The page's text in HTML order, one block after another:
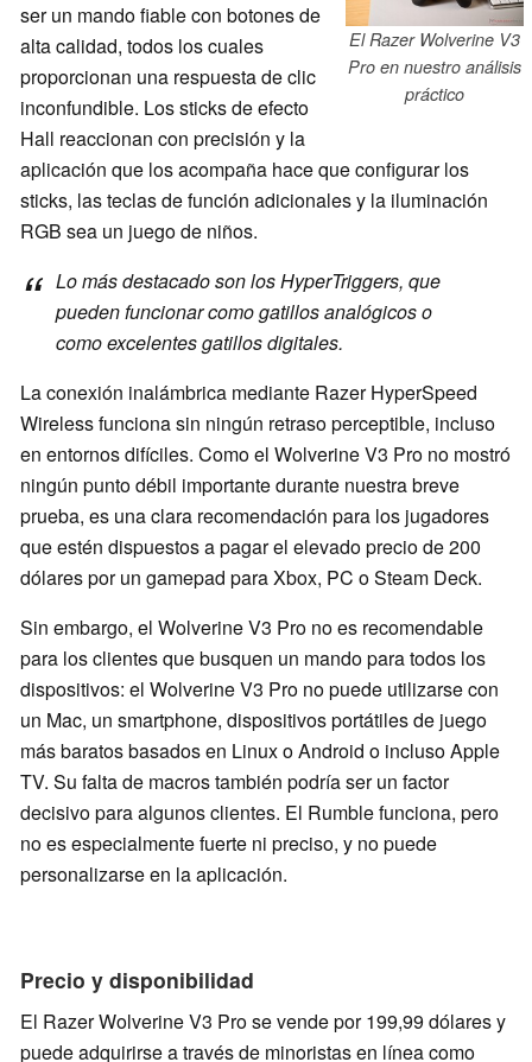
El Razer Wolverine V3
Pro en nuestro análisis
práctico
ser un mando fiable con botones de
alta calidad, todos los cuales
proporcionan una respuesta de clic
inconfundible. Los sticks de efecto
Hall reaccionan con precisión y la
aplicación que los acompaña hace que configurar los
sticks, las teclas de función adicionales y la iluminación
RGB sea un juego de niños.
Lo más destacado son los HyperTriggers, que
pueden funcionar como gatillos analógicos o
como excelentes gatillos digitales.
La conexión inalámbrica mediante Razer HyperSpeed
Wireless funciona sin ningún retraso perceptible, incluso
en entornos difíciles. Como el Wolverine V3 Pro no mostró
ningún punto débil importante durante nuestra breve
prueba, es una clara recomendación para los jugadores
que estén dispuestos a pagar el elevado precio de 200
dólares por un gamepad para Xbox, PC o Steam Deck.
Sin embargo, el Wolverine V3 Pro no es recomendable
para los clientes que busquen un mando para todos los
dispositivos: el Wolverine V3 Pro no puede utilizarse con
un Mac, un smartphone, dispositivos portátiles de juego
más baratos basados en Linux o Android o incluso Apple
TV. Su falta de macros también podría ser un factor
decisivo para algunos clientes. El Rumble funciona, pero
no es especialmente fuerte ni preciso, y no puede
personalizarse en la aplicación.
Precio y disponibilidad
El Razer Wolverine V3 Pro se vende por 199,99 dólares y
puede adquirirse a través de minoristas en línea como